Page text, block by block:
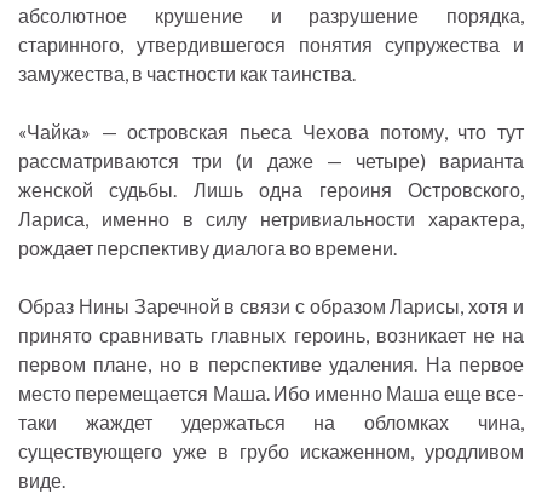
абсолютное крушение и разрушение порядка,
старинного, утвердившегося понятия супружества и
замужества, в частности как таинства.
«Чайка» — островская пьеса Чехова потому, что тут
рассматриваются три (и даже — четыре) варианта
женской судьбы. Лишь одна героиня Островского,
Лариса, именно в силу нетривиальности характера,
рождает перспективу диалога во времени.
Образ Нины Заречной в связи с образом Ларисы, хотя и
принято сравнивать главных героинь, возникает не на
первом плане, но в перспективе удаления. На первое
место перемещается Маша. Ибо именно Маша еще все-
таки жаждет удержаться на обломках чина,
существующего уже в грубо искаженном, уродливом
виде.